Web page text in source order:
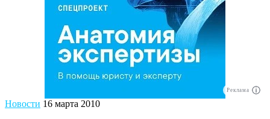
Реклама
Новости 16 марта 2010